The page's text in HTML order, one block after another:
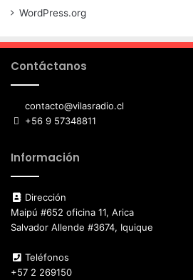
WordPress.org
Contáctanos
contacto@vilasradio.cl
+56 9 57348811
Información
Dirección
Maipú #652 oficina 11, Arica
Salvador Allende #3674, Iquique
Teléfonos
+57 2 269150